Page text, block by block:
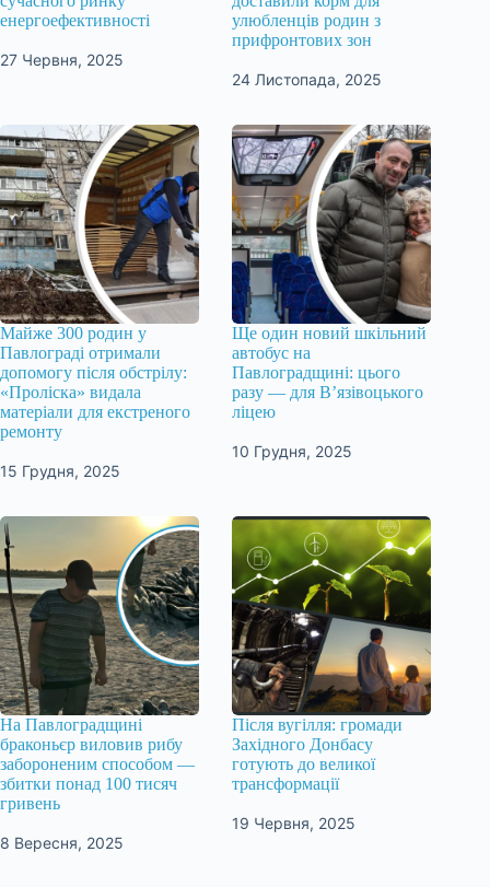
енергоефективності
27 Червня, 2025
улюбленців родин з
прифронтових зон
24 Листопада, 2025
Майже 300 родин у
Павлограді отримали
допомогу після обстрілу:
«Проліска» видала
матеріали для екстреного
ремонту
15 Грудня, 2025
Ще один новий шкільний
автобус на
Павлоградщині: цього
разу — для В’язівоцького
ліцею
10 Грудня, 2025
На Павлоградщині
браконьєр виловив рибу
забороненим способом —
збитки понад 100 тисяч
гривень
8 Вересня, 2025
Після вугілля: громади
Західного Донбасу
готують до великої
трансформації
19 Червня, 2025